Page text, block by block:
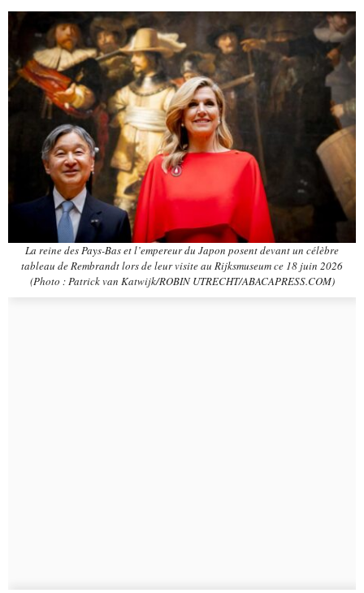
La reine des Pays-Bas et l’empereur du Japon posent devant un célèbre
tableau de Rembrandt lors de leur visite au Rijksmuseum ce 18 juin 2026
(Photo : Patrick van Katwijk/ROBIN UTRECHT/ABACAPRESS.COM)